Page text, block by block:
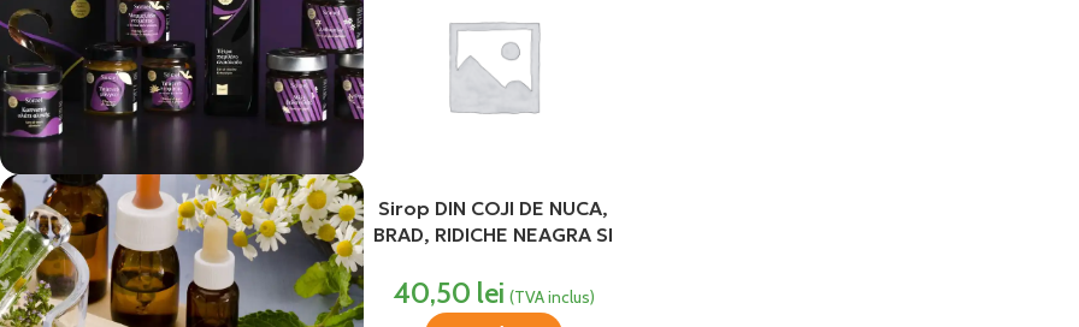
vezi si...
Produse Alimentare
Sirop DIN COJI DE NUCA,
BRAD, RIDICHE NEAGRA SI
40,50 lei (TVA inclus)